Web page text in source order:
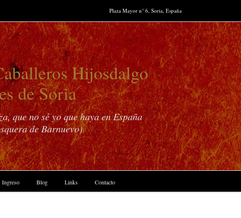
Plaza Mayor n° 6, Soria, España
Hijosdalgo
de Soria
que no sé yo que haya en España
de Barnuevo)
Ingreso Blog Links Contacto